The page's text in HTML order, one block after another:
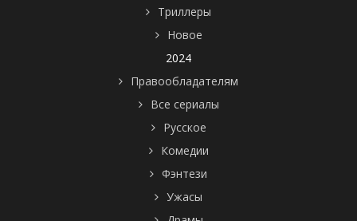
Триллеры
Новое
2024
Правообладателям
Все сериалы
Русское
Комедии
Фэнтези
Ужасы